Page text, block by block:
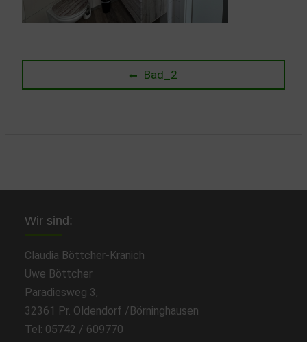
Beitragsnavigation Previous
post:
Bad_2
Wir sind:
Claudia Böttcher-Kranich
Uwe Böttcher
Paradiesweg 3,
32361 Pr. Oldendorf /Börninghausen
Tel: 05742 / 609770